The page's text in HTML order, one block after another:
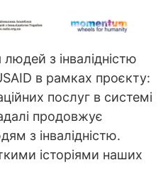
з інвалідністю
в рамках проєкту:
послуг в системі
продовжує
з інвалідністю.
історіями наших